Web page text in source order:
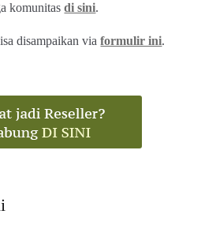
komunitasdi sini.
disampaikan viaformulir ini.